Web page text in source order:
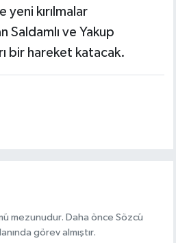
yeni kırılmalar
Saldamlı ve Yakup
bir hareket katacak.
mezunudur. Daha önce Sözcü
görev almıştır.